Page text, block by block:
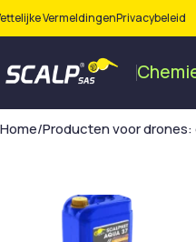
VermeldingenPrivacybeleid
Home Producten voor